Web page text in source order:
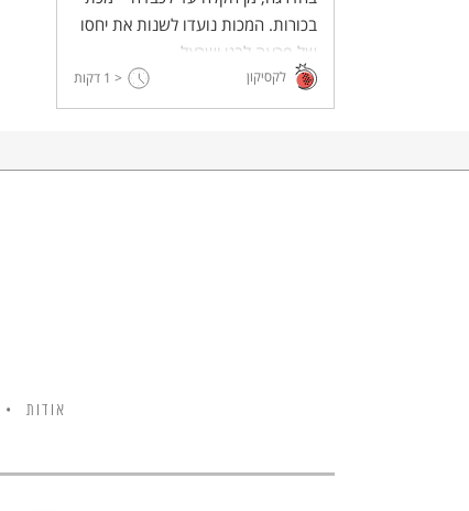
בכורות. המכות נועדו לשנות את יחסו
של פרעה לבני ישראל
ולהביאו להכיר במציאותו של ה'.
לקסיקון < 1 דקות
אודות